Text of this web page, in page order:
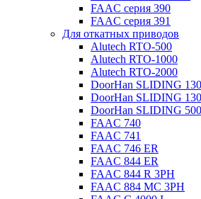
FAAC серия 390
FAAC серия 391
Для откатных приводов
Alutech RTO-500
Alutech RTO-1000
Alutech RTO-2000
DoorHan SLIDING
DoorHan SLIDING
DoorHan SLIDING
FAAC 740
FAAC 741
FAAC 746 ER
FAAC 844 ER
FAAC 844 R 3PH
FAAC 884 MC 3PH